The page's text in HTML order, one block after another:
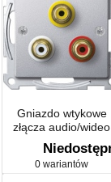
Gniazdo wtykowe
złącza audio/wideo
system M
0 wariantów